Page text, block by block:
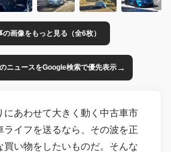
の画像をもっと見る（全6枚）
ニュースをGoogle検索で優先表示→
にあわせて大きく動く中古車市
ライフを送るなら、その波を正
買い物をしたいものだ。そんな